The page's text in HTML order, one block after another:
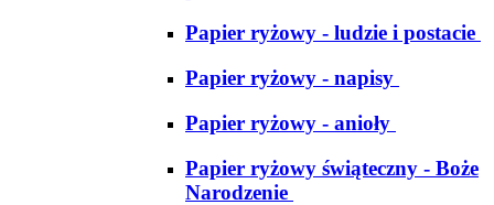
Papier ryżowy - ludzie i postacie
Papier ryżowy - napisy
Papier ryżowy - anioły
Papier ryżowy świąteczny - Boże
Narodzenie